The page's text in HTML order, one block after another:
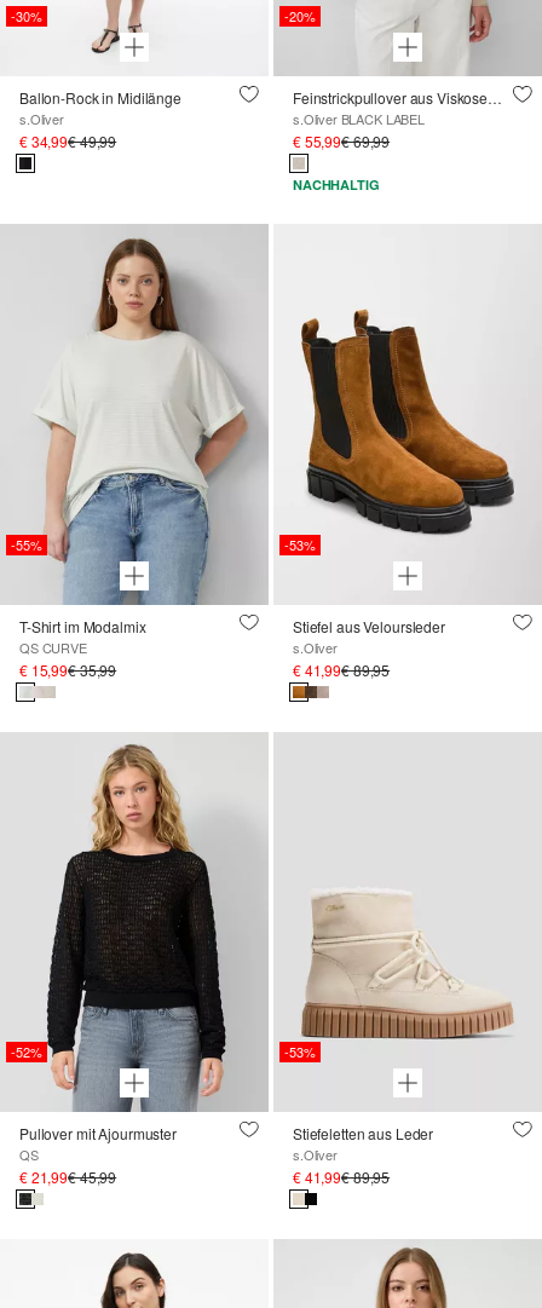
-30%
Ballon-Rock in Midilänge
s.Oliver
€ 34,99€ 49,99
-20%
Feinstrickpullover aus Viskosemix mit Glitzerstreifen
s.Oliver BLACK LABEL
€ 55,99€ 69,99
NACHHALTIG
-55%
T-Shirt im Modalmix
QS CURVE
€ 15,99€ 35,99
-53%
Stiefel aus Veloursleder
s.Oliver
€ 41,99€ 89,95
-52%
Pullover mit Ajourmuster
QS
€ 21,99€ 45,99
-53%
Stiefeletten aus Leder
s.Oliver
€ 41,99€ 89,95